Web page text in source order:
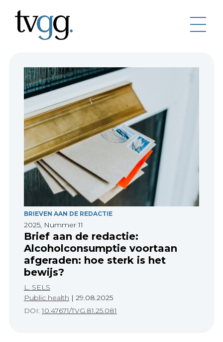
BRIEVEN AAN DE REDACTIE
2025, Nummer 11
Brief aan de redactie:
Alcoholconsumptie voortaan
afgeraden: hoe sterk is het
bewijs?
L. SELS
Public health | 29.08.2025
DOI:10.47671/TVG.81.25.081